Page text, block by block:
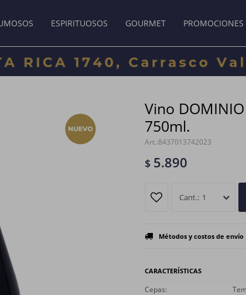
ESPIRITUOSOS GOURMET PROMOCIONES
Vino
750ml.
8437013742023
$ 5.890
1
Métodos y costos de envío
CARACTERÍSTICAS
Cepas